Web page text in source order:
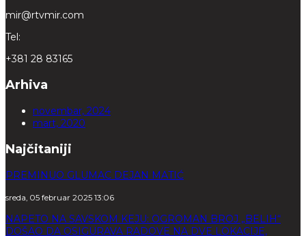
mir@rtvmir.com
Tel:
+381 28 83165
Arhiva
novembar, 2024
mart, 2020
Najčitaniji
PREMINUO GLUMAC DEJAN MATIĆ
sreda, 05 februar 2025 13:06
NAPETO NA SAVSKOM KEJU: OGROMAN BROJ „BELIH“
DOŠAO DA OSIGURAVA RADOVE NA DVE LOKACIJE,